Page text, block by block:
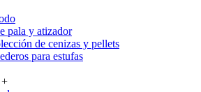
pala y atizador
de cenizas y pellets
para estufas
+